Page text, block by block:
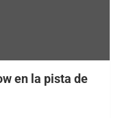
en la pista de